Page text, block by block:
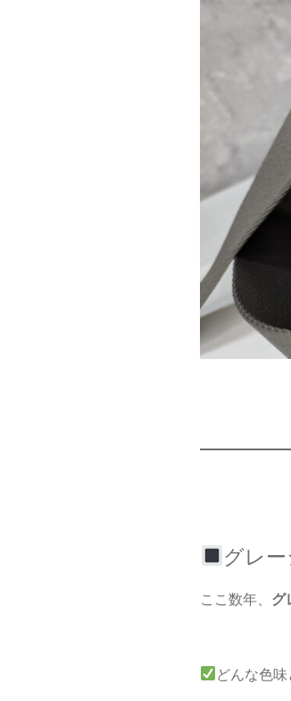
グレ
ここ数年、 グ
どんな色